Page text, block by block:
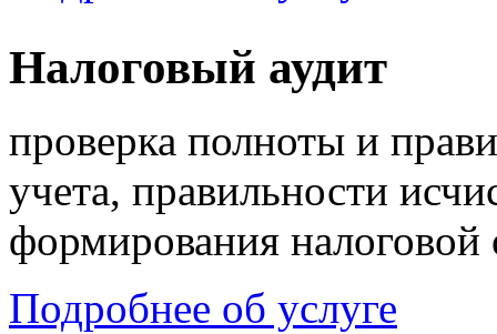
Налоговый аудит
проверка полноты и
учета, правильности
формирования налоговой
Подробнее об услуге